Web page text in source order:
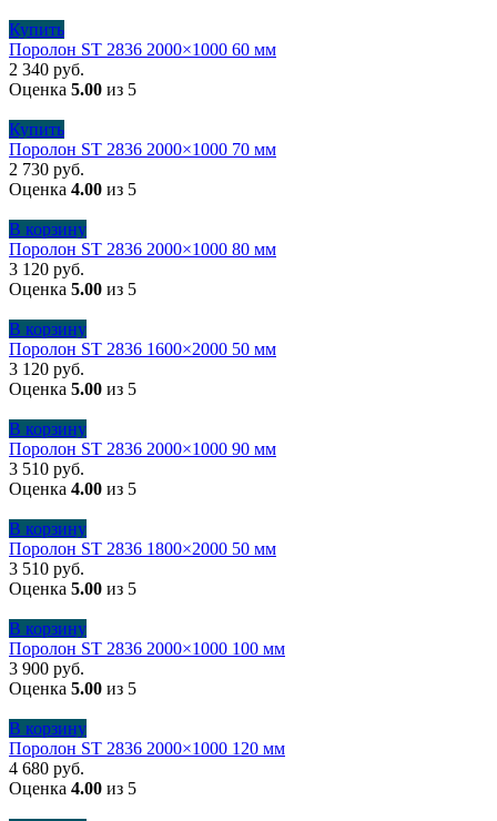
Купить
Поролон ST 2836 2000×1000 60 мм
2 340 руб.
Оценка 5.00 из 5
Купить
Поролон ST 2836 2000×1000 70 мм
2 730 руб.
Оценка 4.00 из 5
В корзину
Поролон ST 2836 2000×1000 80 мм
3 120 руб.
Оценка 5.00 из 5
В корзину
Поролон ST 2836 1600×2000 50 мм
3 120 руб.
Оценка 5.00 из 5
В корзину
Поролон ST 2836 2000×1000 90 мм
3 510 руб.
Оценка 4.00 из 5
В корзину
Поролон ST 2836 1800×2000 50 мм
3 510 руб.
Оценка 5.00 из 5
В корзину
Поролон ST 2836 2000×1000 100 мм
3 900 руб.
Оценка 5.00 из 5
В корзину
Поролон ST 2836 2000×1000 120 мм
4 680 руб.
Оценка 4.00 из 5